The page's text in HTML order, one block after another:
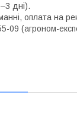
дні).
оплата на
09 (агроном-